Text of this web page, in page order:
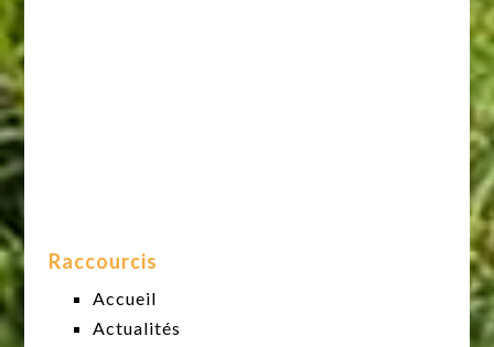
Raccourcis
Accueil
Actualités